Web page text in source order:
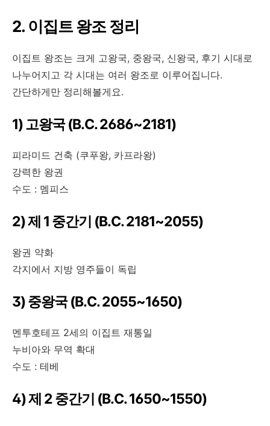
2. 이집트 왕조 정리
이집트 왕조는 크게 고왕국, 중왕국, 신왕국, 후기 시대로
나누어지고 각 시대는 여러 왕조로 이루어집니다.
간단하게만 정리해볼게요.
1) 고왕국 (B.C. 2686~2181)
피라미드 건축 (쿠푸왕, 카프라왕)
강력한 왕권
수도 : 멤피스
2) 제 1 중간기 (B.C. 2181~2055)
왕권 약화
각지에서 지방 영주들이 독립
3) 중왕국 (B.C. 2055~1650)
멘투호테프 2세의 이집트 재통일
누비아와 무역 확대
수도 : 테베
4) 제 2 중간기 (B.C. 1650~1550)